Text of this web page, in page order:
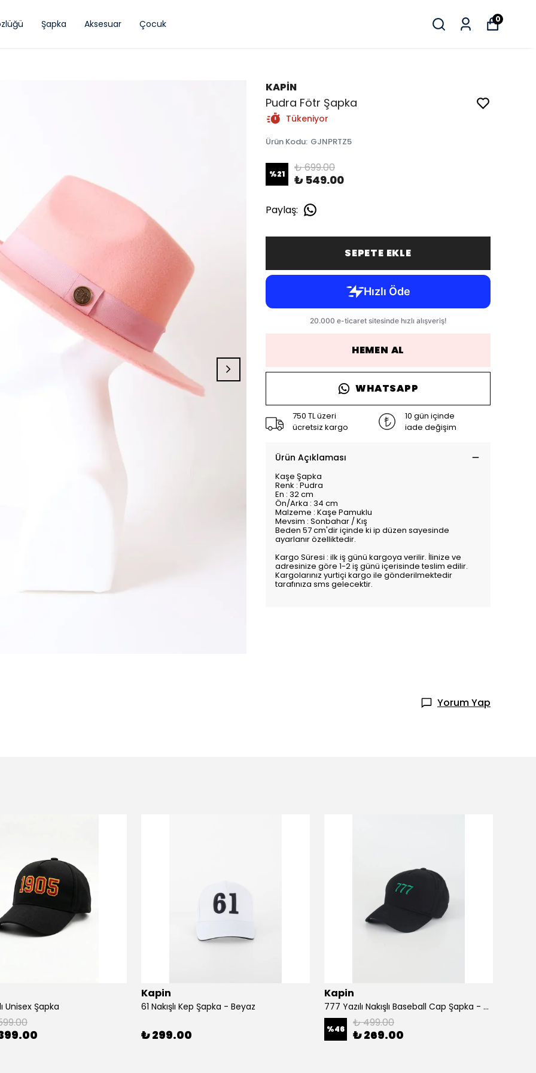
Şapka Aksesuar Çocuk 0
KAPİN
Pudra Fötr Şapka
Tükeniyor
Ürün Kodu: GJNPRTZ5
%21 ₺ 699.00
₺ 549.00
Paylaş:
SEPETE EKLE
HEMEN AL
WHATSAPP
750 TL üzeri
ücretsiz kargo
10 gün içinde
iade değişim
Ürün Açıklaması
Kaşe Şapka
Renk : Pudra
En : 32 cm
Ön/Arka : 34 cm
Malzeme : Kaşe Pamuklu
Mevsim : Sonbahar / Kış
Beden 57 cm'dir içinde ki ip düzen sayesinde
ayarlanır özelliktedir.
Kargo Süresi : ilk iş günü kargoya verilir. İlinize ve
adresinize göre 1-2 iş günü içerisinde teslim edilir.
Kargolarınız yurtiçi kargo ile gönderilmektedir
tarafınıza sms gelecektir.
Yorum Yap
Unisex Şapka
Kapin
61 Nakışlı Kep Şapka - Beyaz
₺ 299.00
Kapin
777 Yazılı Nakışlı Baseball Cap Şapka - Siyah
%46 ₺ 499.00
₺ 269.00